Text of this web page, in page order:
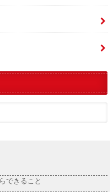
できること